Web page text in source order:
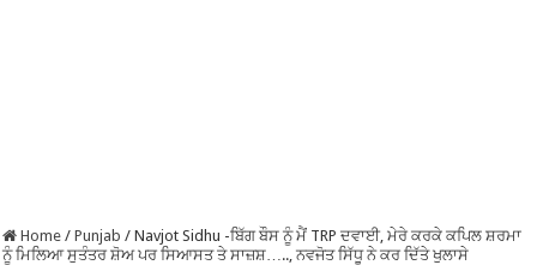
Home / Punjab / Navjot Sidhu -ਬਿੱਗ ਬੌਸ ਨੂੰ ਮੈਂ TRP ਦਵਾਈ, ਮੇਰੇ ਕਰਕੇ ਕਪਿਲ ਸ਼ਰਮਾ
ਨੂੰ ਮਿਲਿਆ ਸੁਤੰਤਰ ਸ਼ੋਅ ਪਰ ਸਿਆਸਤ ਤੇ ਸਾਜ਼ਸ਼….., ਨਵਜੋਤ ਸਿੱਧੂ ਨੇ ਕਰ ਦਿੱਤੇ ਖੁਲਾਸੇ